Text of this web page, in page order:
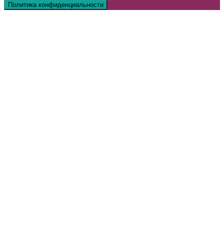
Политика конфиденциальности